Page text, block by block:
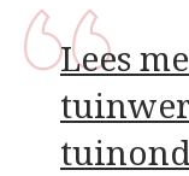
Lees